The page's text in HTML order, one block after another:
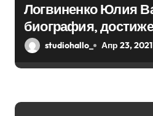
п
и
с
Логвиненко Юлия
биография,
интересные факты
studiohallo_ Апр 23, 2021